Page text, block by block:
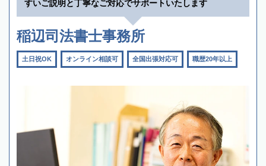
すいご説明と丁寧なご対応でサポートいたします
稲辺司法書士事務所
土日祝OK オンライン相談可 全国出張対応可 職歴20年以上